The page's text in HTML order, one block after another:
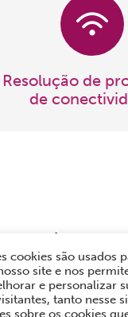
Resolução de
de
Escritório
Rua André
11 2222-1000
0800 591 1234
cookies são usados
site e nos
e personalizar
tanto nesse
sobre os cookies